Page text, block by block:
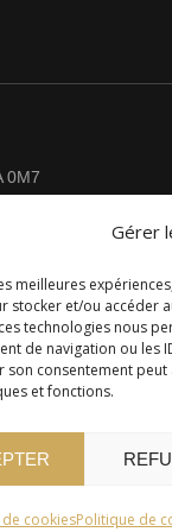
Gérer
meilleures
stocker et/ou accéder
technologies nous
de navigation ou les
son consentement
et fonctions.
cookiesPolitique de
0M7